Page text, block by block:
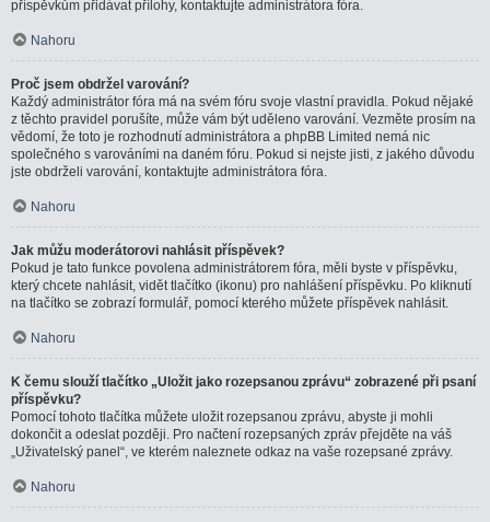
příspěvkům přidávat přílohy, kontaktujte administrátora fóra.
Nahoru
Proč jsem obdržel varování?
Každý administrátor fóra má na svém fóru svoje vlastní pravidla. Pokud nějaké
z těchto pravidel porušíte, může vám být uděleno varování. Vezměte prosím na
vědomí, že toto je rozhodnutí administrátora a phpBB Limited nemá nic
společného s varováními na daném fóru. Pokud si nejste jisti, z jakého důvodu
jste obdrželi varování, kontaktujte administrátora fóra.
Nahoru
Jak můžu moderátorovi nahlásit příspěvek?
Pokud je tato funkce povolena administrátorem fóra, měli byste v příspěvku,
který chcete nahlásit, vidět tlačítko (ikonu) pro nahlášení příspěvku. Po kliknutí
na tlačítko se zobrazí formulář, pomocí kterého můžete příspěvek nahlásit.
Nahoru
K čemu slouží tlačítko „Uložit jako rozepsanou zprávu“ zobrazené při psaní
příspěvku?
Pomocí tohoto tlačítka můžete uložit rozepsanou zprávu, abyste ji mohli
dokončit a odeslat později. Pro načtení rozepsaných zpráv přejděte na váš
„Uživatelský panel“, ve kterém naleznete odkaz na vaše rozepsané zprávy.
Nahoru